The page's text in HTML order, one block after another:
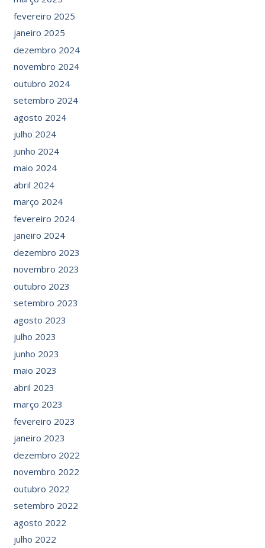
fevereiro 2025
janeiro 2025
dezembro 2024
novembro 2024
outubro 2024
setembro 2024
agosto 2024
julho 2024
junho 2024
maio 2024
abril 2024
março 2024
fevereiro 2024
janeiro 2024
dezembro 2023
novembro 2023
outubro 2023
setembro 2023
agosto 2023
julho 2023
junho 2023
maio 2023
abril 2023
março 2023
fevereiro 2023
janeiro 2023
dezembro 2022
novembro 2022
outubro 2022
setembro 2022
agosto 2022
julho 2022